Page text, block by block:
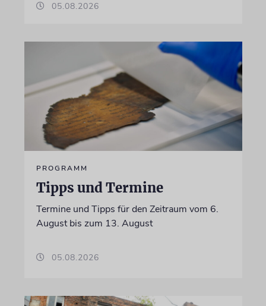
05.08.2026
PROGRAMM
Tipps und Termine
Termine und Tipps für den Zeitraum vom 6.
August bis zum 13. August
05.08.2026